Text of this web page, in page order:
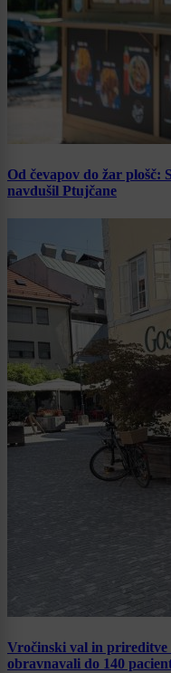
Od čevapov do žar plošč:
navdušil Ptujčane
Vročinski val in prireditve
obravnavali do 140